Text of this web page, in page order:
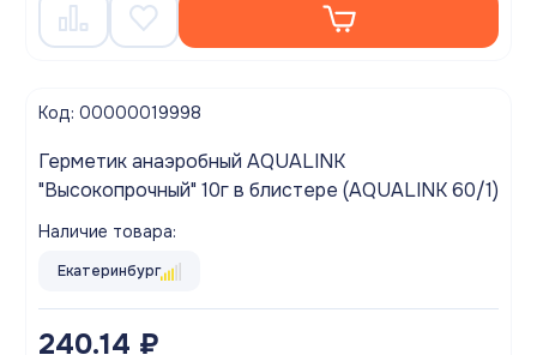
Код: 00000019998
Герметик анаэробный AQUALINK
"Высокопрочный" 10г в блистере (AQUALINK 60/1)
Наличие товара:
Екатеринбург
240.14 ₽